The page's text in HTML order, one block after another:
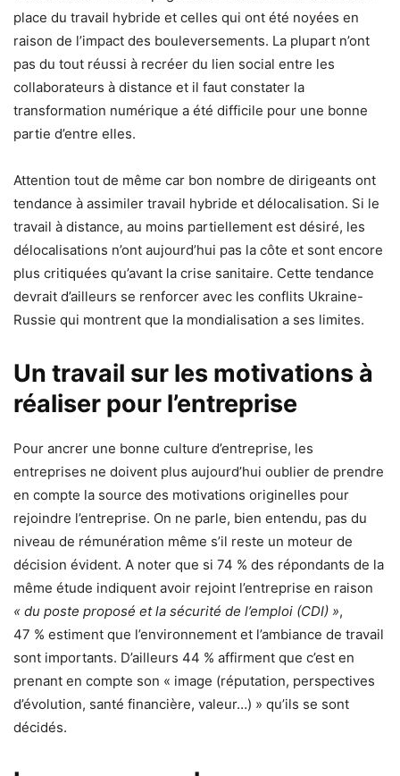
place du travail hybride et celles qui ont été noyées en
raison de l’impact des bouleversements. La plupart n’ont
pas du tout réussi à recréer du lien social entre les
collaborateurs à distance et il faut constater la
transformation numérique a été difficile pour une bonne
partie d’entre elles.
Attention tout de même car bon nombre de dirigeants ont
tendance à assimiler travail hybride et délocalisation. Si le
travail à distance, au moins partiellement est désiré, les
délocalisations n’ont aujourd’hui pas la côte et sont encore
plus critiquées qu’avant la crise sanitaire. Cette tendance
devrait d’ailleurs se renforcer avec les conflits Ukraine-
Russie qui montrent que la mondialisation a ses limites.
Un travail sur les motivations à
réaliser pour l’entreprise
Pour ancrer une bonne culture d’entreprise, les
entreprises ne doivent plus aujourd’hui oublier de prendre
en compte la source des motivations originelles pour
rejoindre l’entreprise. On ne parle, bien entendu, pas du
niveau de rémunération même s’il reste un moteur de
décision évident. A noter que si 74 % des répondants de la
même étude indiquent avoir rejoint l’entreprise en raison
« du poste proposé et la sécurité de l’emploi (CDI) »,
47 % estiment que l’environnement et l’ambiance de travail
sont importants. D’ailleurs 44 % affirment que c’est en
prenant en compte son « image (réputation, perspectives
d’évolution, santé financière, valeur…) » qu’ils se sont
décidés.